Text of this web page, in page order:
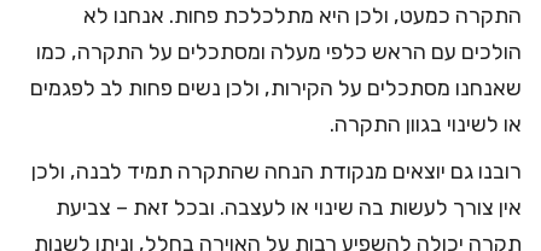
התקרה כמעט, ולכן היא מתלכלכת פחות. אנחנו לא
הולכים עם הראש כלפי מעלה ומסתכלים על התקרה, כמו
שאנחנו מסתכלים על הקירות, ולכן נשים פחות לב לפגמים
או לשינוי בגוון התקרה.
רובנו גם יוצאים מנקודת הנחה שהתקרה תמיד לבנה, ולכן
אין צורך לעשות בה שינוי או לעצבה. ובכל זאת – צביעת
תקרה יכולה להשפיע רבות על האוירה בחלל, וניתן לשנות